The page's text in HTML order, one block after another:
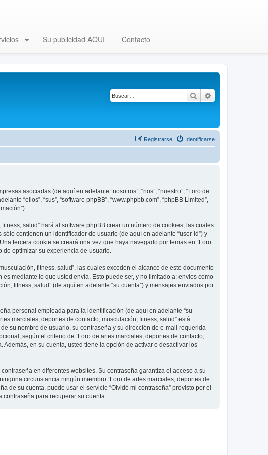
Su publicidad AQUI Contacto
Buscar
Identificarse
Registrarse
asociadas (de aquí en adelante “nosotros”, “nos”, “nuestro”, “Foro de
“ellos”, “sus”, “software phpBB”, “www.phpbb.com”, “phpBB Limited”,
salud” hará al software phpBB crear un número de cookies, las cuales
contienen un identificador de usuario (de aquí en adelante “user-id”) y
tercera cookie se creará una vez que haya navegado por temas en “Foro
de optimizar su experiencia de usuario.
fitness, salud”, las cuales exceden el alcance de este documento
mediante lo que usted envía. Esto puede ser, y no limitado a: envíos como
fitness, salud” (de aquí en adelante “su cuenta”) y mensajes enviados por
personal empleada para la identificación (de aquí en adelante “su
marciales, deportes de contacto, musculación, fitness, salud” está
su nombre de usuario, su contraseña y su dirección de e-mail requerida
según el criterio de “Foro de artes marciales, deportes de contacto,
en su cuenta, usted tiene la opción de activar o desactivar los
en diferentes websites. Su contraseña garantiza el acceso a su
circunstancia ningún miembro “Foro de artes marciales, deportes de
de su cuenta, puede usar el servicio “Olvidé mi contraseña” provisto por el
contraseña para recuperar su cuenta.